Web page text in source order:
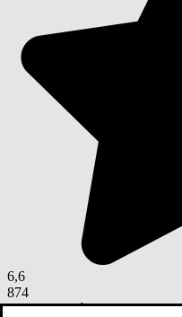
6,6
874
oceny z filmów